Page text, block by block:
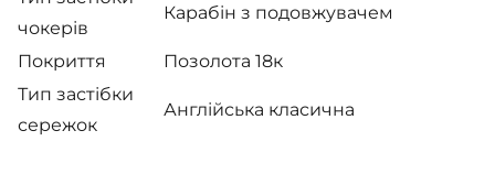
чокерів
Карабін з подовжувачем
Покриття
Позолота 18к
Тип застібки
сережок
Англійська класична